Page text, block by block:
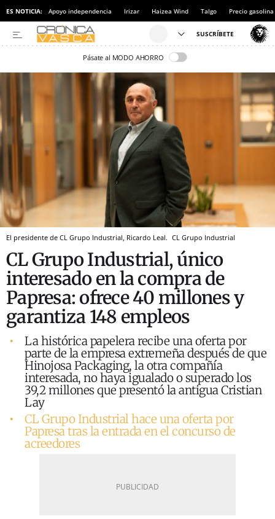
ES NOTICIA: Apoyo independencia Irizar Haizea Wind Talgo Precio gasolina
Pásate al MODO AHORRO
El presidente de CL Grupo Industrial, Ricardo Leal. CL Grupo Industrial
CL Grupo Industrial, único
interesado en la compra de
Papresa: ofrece 40 millones y
garantiza 148 empleos
La histórica papelera recibe una oferta por
parte de la empresa extremeña después de que
Hinojosa Packaging, la otra compañía
interesada, no haya igualado o superado los
39,2 millones que presentó la antigua Cristian
Lay
CL Grupo Industrial hace una oferta por
Papresa tras la entrada en el concurso de
acreedores